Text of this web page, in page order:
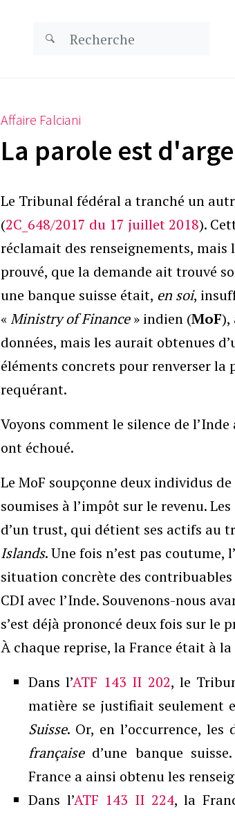
Affaire Falciani
La parole est
Le Tribunal fédéral a tranché un
(2C_648/2017 du 17 juillet 2018).
réclamait des renseignements, mais
prouvé, que la demande ait trouvé
une banque suisse était, en soi,
«Ministry of Finance» indien (MoF),
données, mais les aurait obtenues
éléments concrets pour renverser la
requérant.
Voyons comment le silence de
ont échoué.
Le MoF soupçonne deux individus
soumises à l’impôt sur le revenu.
d’un trust, qui détient ses actifs au
Islands. Une fois n’est pas
situation concrète des
CDI avec l’Inde. Souvenons-nous
s’est déjà prononcé deux fois sur le
À chaque reprise, la France était à
Dans l’ATF 143 II 202, le
matière se justifiait seulement
Suisse. Or, en l’occurrence,
françaised’une banque
France a ainsi obtenu les
Dans l’ATF 143 II 224, la